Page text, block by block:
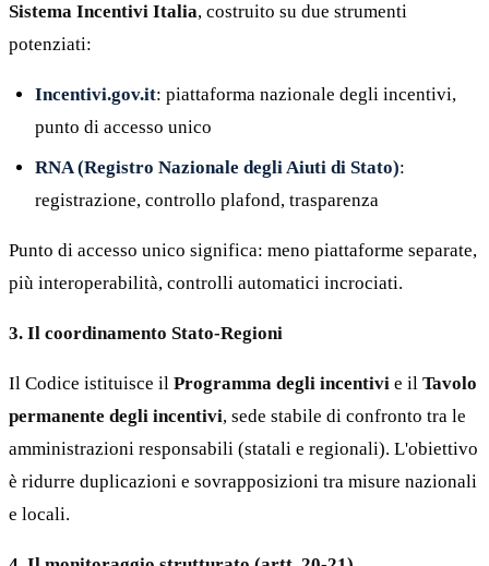
Sistema Incentivi Italia, costruito su due strumenti
potenziati:
Incentivi.gov.it: piattaforma nazionale degli incentivi,
punto di accesso unico
RNA (Registro Nazionale degli Aiuti di Stato):
registrazione, controllo plafond, trasparenza
Punto di accesso unico significa: meno piattaforme separate,
più interoperabilità, controlli automatici incrociati.
3. Il coordinamento Stato-Regioni
Il Codice istituisce il Programma degli incentivi e il Tavolo
permanente degli incentivi, sede stabile di confronto tra le
amministrazioni responsabili (statali e regionali). L'obiettivo
è ridurre duplicazioni e sovrapposizioni tra misure nazionali
e locali.